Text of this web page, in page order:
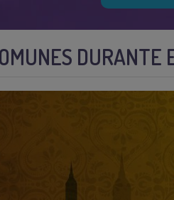
DURANTE